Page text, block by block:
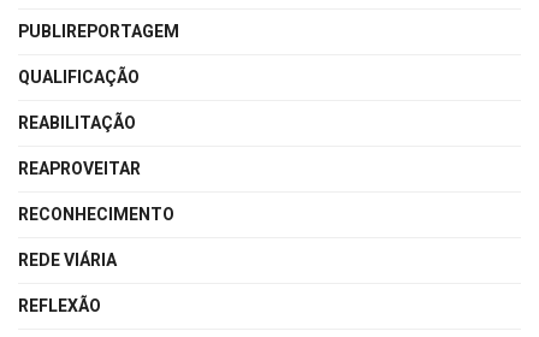
PUBLIREPORTAGEM
QUALIFICAÇÃO
REABILITAÇÃO
REAPROVEITAR
RECONHECIMENTO
REDE VIÁRIA
REFLEXÃO